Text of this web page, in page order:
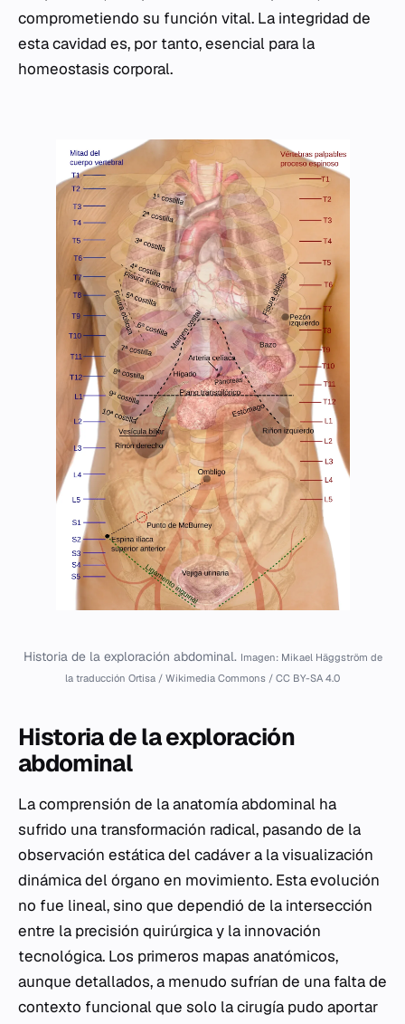
comprometiendo su función vital. La integridad de
esta cavidad es, por tanto, esencial para la
homeostasis corporal.
Historia de la exploración abdominal. Imagen: Mikael Häggström de
la traducción Ortisa / Wikimedia Commons / CC BY-SA 4.0
Historia de la exploración
abdominal
La comprensión de la anatomía abdominal ha
sufrido una transformación radical, pasando de la
observación estática del cadáver a la visualización
dinámica del órgano en movimiento. Esta evolución
no fue lineal, sino que dependió de la intersección
entre la precisión quirúrgica y la innovación
tecnológica. Los primeros mapas anatómicos,
aunque detallados, a menudo sufrían de una falta de
contexto funcional que solo la cirugía pudo aportar